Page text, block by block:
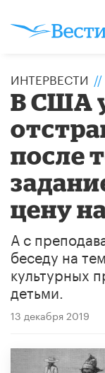
ИНТЕРВЕСТИ //
В США
после
цену
А с
беседу на
культурных
детьми.
13 декабря 2019